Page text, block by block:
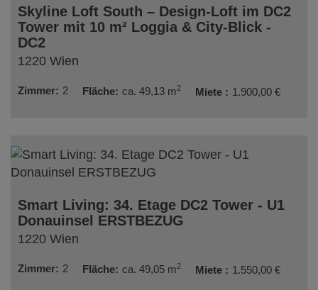
Skyline Loft South – Design-Loft im DC2
Tower mit 10 m² Loggia & City-Blick -
DC2
1220 Wien
Zimmer 2 Fläche ca. 49,13 m2 Miete 1.900,00 €
Smart Living: 34. Etage DC2 Tower - U1
Donauinsel ERSTBEZUG
1220 Wien
Zimmer 2 Fläche ca. 49,05 m2 Miete 1.550,00 €